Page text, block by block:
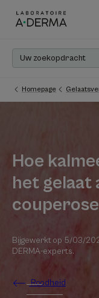
Homepage
Hoe
het gelaat
Bijgewerkt op 5/03/
DERMA-experts.
Roodheid